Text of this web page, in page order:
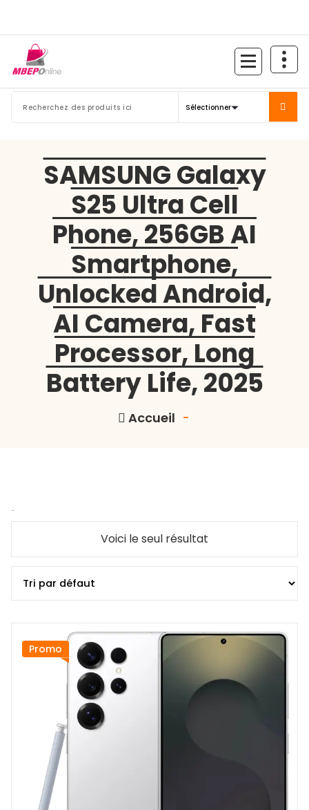
contenu
SAMSUNG Galaxy
S25 Ultra Cell
Phone, 256GB AI
Smartphone,
Unlocked Android,
AI Camera, Fast
Processor, Long
Battery Life, 2025
Accueil -
Voici le seul résultat
Promo